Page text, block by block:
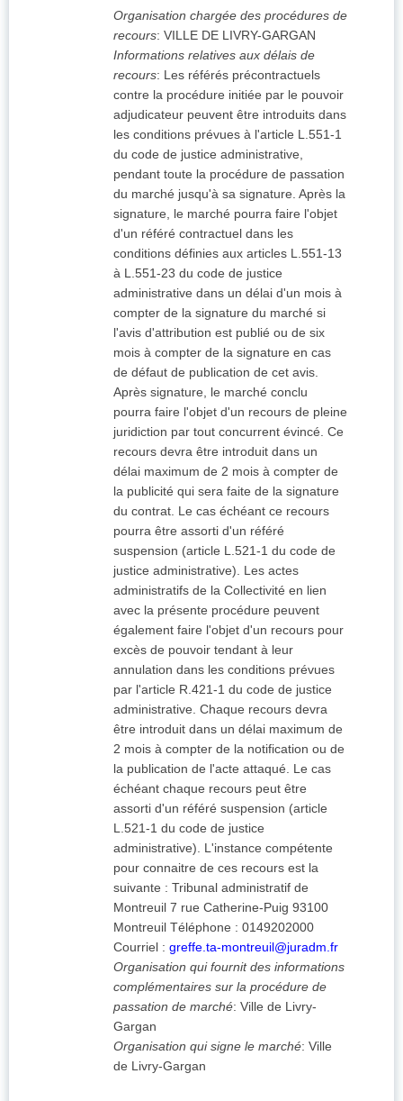
Organisation chargée des procédures de
recours: VILLE DE LIVRY-GARGAN
Informations relatives aux délais de
recours: Les référés précontractuels
contre la procédure initiée par le pouvoir
adjudicateur peuvent être introduits dans
les conditions prévues à l'article L.551-1
du code de justice administrative,
pendant toute la procédure de passation
du marché jusqu'à sa signature. Après la
signature, le marché pourra faire l'objet
d'un référé contractuel dans les
conditions définies aux articles L.551-13
à L.551-23 du code de justice
administrative dans un délai d'un mois à
compter de la signature du marché si
l'avis d'attribution est publié ou de six
mois à compter de la signature en cas
de défaut de publication de cet avis.
Après signature, le marché conclu
pourra faire l'objet d'un recours de pleine
juridiction par tout concurrent évincé. Ce
recours devra être introduit dans un
délai maximum de 2 mois à compter de
la publicité qui sera faite de la signature
du contrat. Le cas échéant ce recours
pourra être assorti d'un référé
suspension (article L.521-1 du code de
justice administrative). Les actes
administratifs de la Collectivité en lien
avec la présente procédure peuvent
également faire l'objet d'un recours pour
excès de pouvoir tendant à leur
annulation dans les conditions prévues
par l'article R.421-1 du code de justice
administrative. Chaque recours devra
être introduit dans un délai maximum de
2 mois à compter de la notification ou de
la publication de l'acte attaqué. Le cas
échéant chaque recours peut être
assorti d'un référé suspension (article
L.521-1 du code de justice
administrative). L'instance compétente
pour connaitre de ces recours est la
suivante : Tribunal administratif de
Montreuil 7 rue Catherine-Puig 93100
Montreuil Téléphone : 0149202000
Courriel : greffe.ta-montreuil@juradm.fr
Organisation qui fournit des informations
complémentaires sur la procédure de
passation de marché: Ville de Livry-
Gargan
Organisation qui signe le marché: Ville
de Livry-Gargan